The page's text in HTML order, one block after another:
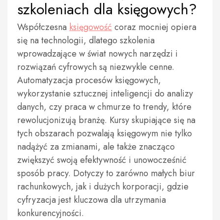
szkoleniach dla księgowych?
Współczesna księgowość coraz mocniej opiera
się na technologii, dlatego szkolenia
wprowadzające w świat nowych narzędzi i
rozwiązań cyfrowych są niezwykle cenne.
Automatyzacja procesów księgowych,
wykorzystanie sztucznej inteligencji do analizy
danych, czy praca w chmurze to trendy, które
rewolucjonizują branżę. Kursy skupiające się na
tych obszarach pozwalają księgowym nie tylko
nadążyć za zmianami, ale także znacząco
zwiększyć swoją efektywność i unowocześnić
sposób pracy. Dotyczy to zarówno małych biur
rachunkowych, jak i dużych korporacji, gdzie
cyfryzacja jest kluczowa dla utrzymania
konkurencyjności.